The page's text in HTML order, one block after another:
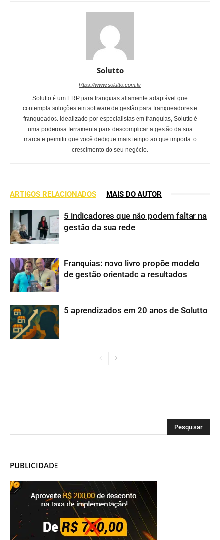
Solutto
https://www.solutto.com.br
Solutto é um ERP para franquias altamente adaptável que
contempla soluções em software de gestão para franqueadores e
franqueados. Idealizado por especialistas em franquias, Solutto é
uma poderosa ferramenta para descomplicar a gestão da sua
marca e permitir que você dedique mais tempo ao que importa: o
crescimento do seu negócio.
ARTIGOS RELACIONADOS MAIS DO AUTOR
5 indicadores que não podem faltar na
gestão da sua rede
Franquias: novo livro propõe modelo
de gestão orientado a resultados
5 aprendizados em 20 anos de Solutto
PUBLICIDADE